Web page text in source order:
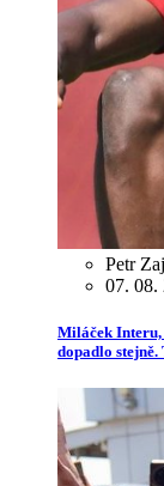
Petr
07. 08.
Miláček Interu,
dopadlo